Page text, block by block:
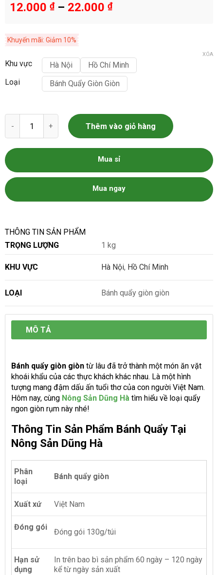
12.000 ₫– 22.000 ₫
Khuyến mãi: Giảm 10%
Khu vực Hà Nội
Hồ Chí Minh
Loại
Bánh Quẩy Giòn Giòn
XÓA
Bánh Quẩy Giòn Giòn số lượng
Thêm vào giỏ hàng
Mua sỉ
Mua ngay
THÔNG TIN SẢN PHẨM
TRỌNG LƯỢNG
1 kg
KHU VỰC Hà Nội, Hồ Chí Minh
LOẠI Bánh quẩy giòn giòn
MÔ TẢ
Bánh quẩy giòn giòn từ lâu đã trở thành một món ăn vặt
khoái khẩu của các thực khách khác nhau. Là một hình
tượng mang đậm dấu ấn tuổi thơ của con người Việt Nam.
Hôm nay, cùng Nông Sản Dũng Hà tìm hiểu về loại quẩy
ngon giòn rụm này nhé!
Thông Tin Sản Phẩm Bánh Quẩy Tại
Nông Sản Dũng Hà
Phân
loại
Bánh quẩy giòn
Xuất xứ Việt Nam
Đóng gói
Đóng gói 130g/túi
Hạn sử
dụng
In trên bao bì sản phẩm 60 ngày – 120 ngày
kể từ ngày sản xuất